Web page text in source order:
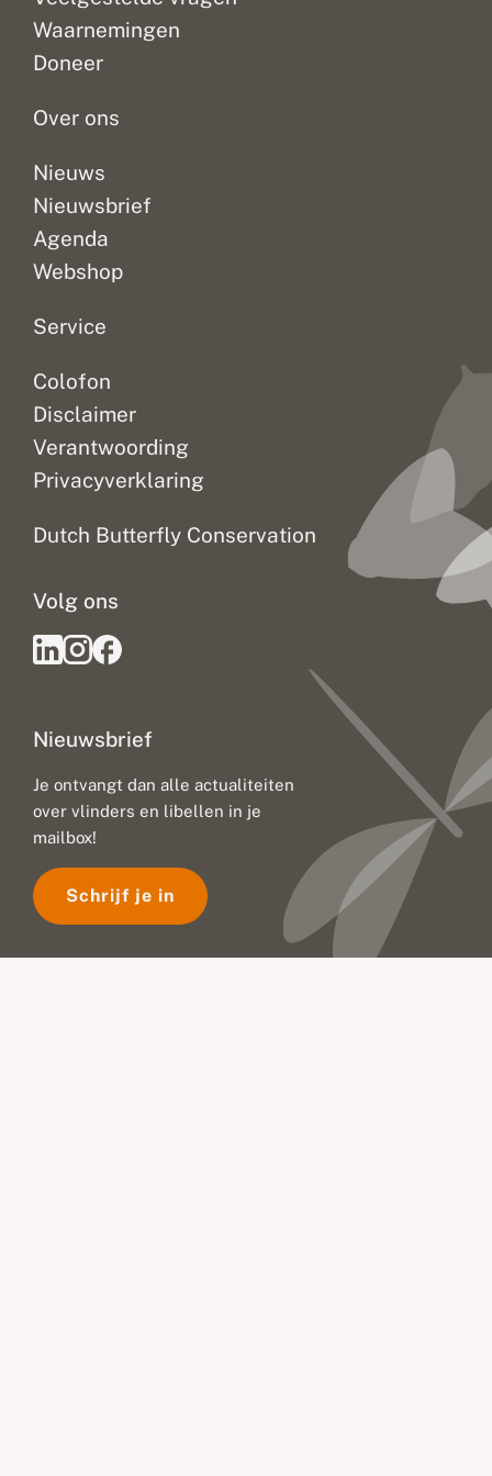
gratis aan!
Waarnemingen
Doneer
Over ons
Nieuws
Nieuwsbrief
Agenda
Webshop
Service
Colofon
Disclaimer
Verantwoording
Privacyverklaring
Dutch Butterfly Conservation
Nieuwsbrief
Je ontvangt dan alle actualiteiten
over vlinders en libellen in je
mailbox!
Schrijf je in
Volg ons